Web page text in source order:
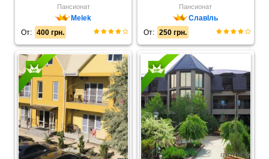
Пансионат
Melek
От:
400 грн.
Пансионат
СлавІль
От:
250 грн.